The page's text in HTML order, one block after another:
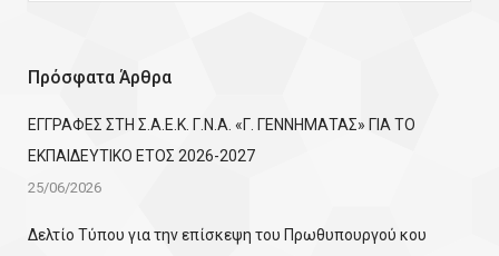
Πρόσφατα Άρθρα
ΕΓΓΡΑΦΕΣ ΣΤΗ Σ.Α.Ε.Κ. Γ.Ν.Α. «Γ. ΓΕΝΝΗΜΑΤΑΣ» ΓΙΑ ΤΟ
ΕΚΠΑΙΔΕΥΤΙΚΟ ΕΤΟΣ 2026-2027
25/06/2026
Δελτίο Τύπου για την επίσκεψη του Πρωθυπουργού κου